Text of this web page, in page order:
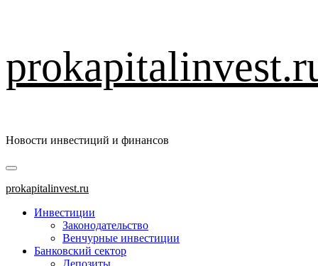
к
содержимому
Новости инвестиций и финансов
Основное
меню
prokapitalinvest.ru
Инвестиции
Законодательство
Венчурные инвестиции
Банковский сектор
Депозиты